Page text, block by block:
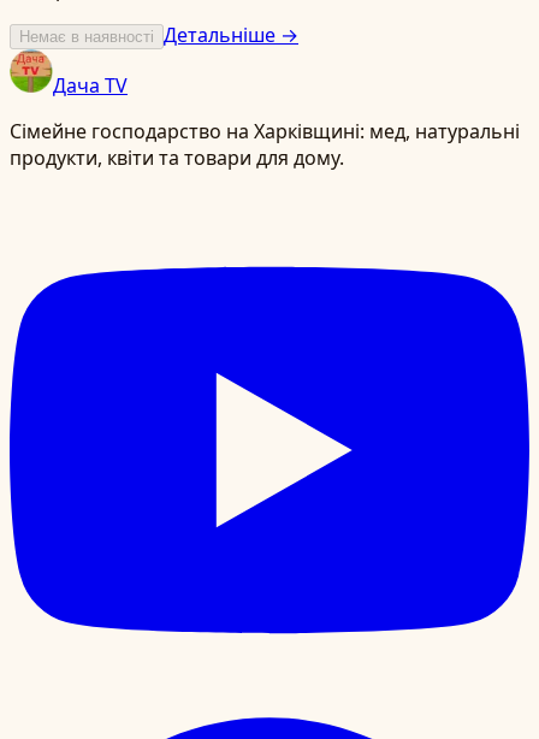
Немає в наявності Детальніше →
Дача TV
Сімейне господарство на Харківщині: мед, натуральні
продукти, квіти та товари для дому.